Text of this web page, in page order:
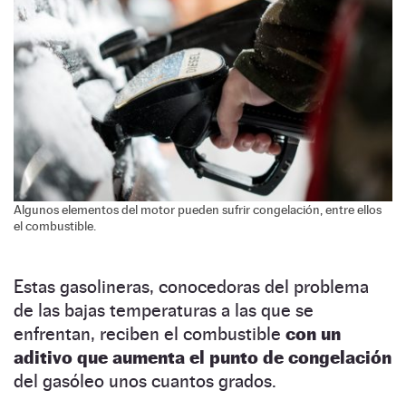
Algunos elementos del motor pueden sufrir congelación, entre ellos
el combustible.
Estas gasolineras, conocedoras del problema
de las bajas temperaturas a las que se
enfrentan, reciben el combustible con un
aditivo que aumenta el punto de congelación
del gasóleo unos cuantos grados.